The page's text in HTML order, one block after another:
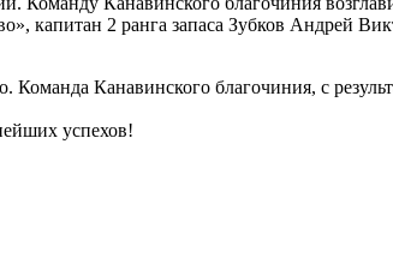
капитан 2 ранга запаса Зубков Андрей
Канавинского благочиния, с
успехов!